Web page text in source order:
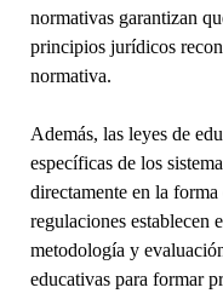
normativas garantizan
principios jurídicos
normativa.
Además, las leyes de
específicas de los
directamente en la forma
regulaciones establecen
metodología y
educativas para formar